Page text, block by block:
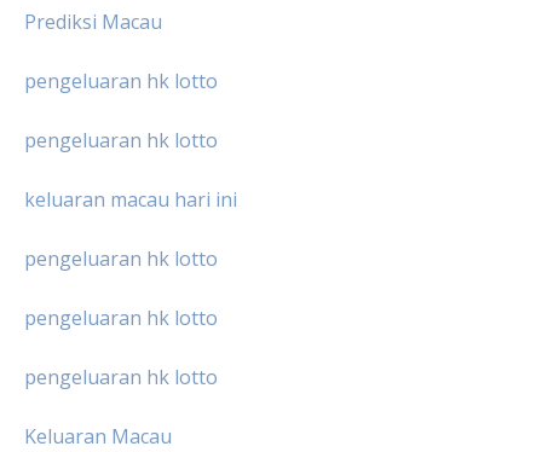
Prediksi Macau
pengeluaran hk lotto
pengeluaran hk lotto
keluaran macau hari ini
pengeluaran hk lotto
pengeluaran hk lotto
pengeluaran hk lotto
Keluaran Macau